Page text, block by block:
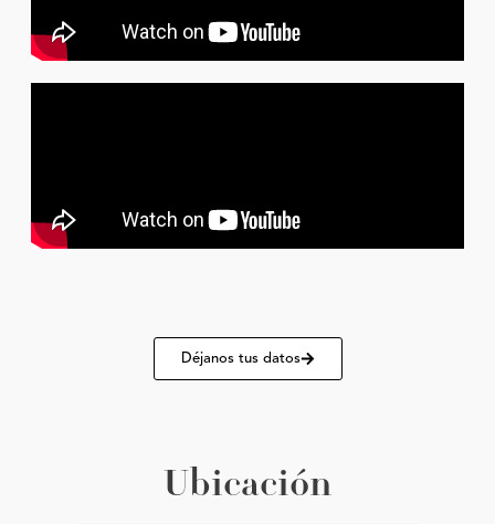
Déjanos tus datos
Ubicación